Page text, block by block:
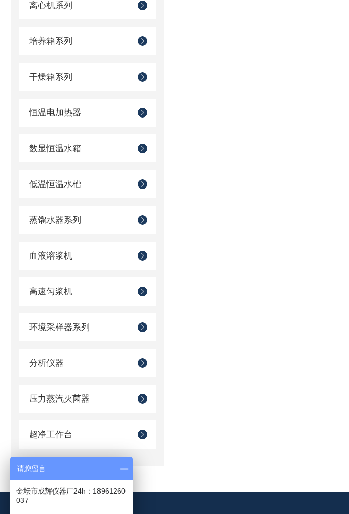
离心机系列
培养箱系列
干燥箱系列
恒温电加热器
数显恒温水箱
低温恒温水槽
蒸馏水器系列
血液溶浆机
高速匀浆机
环境采样器系列
分析仪器
压力蒸汽灭菌器
超净工作台
请您留言
金坛市成辉仪器厂24h：18961260
037